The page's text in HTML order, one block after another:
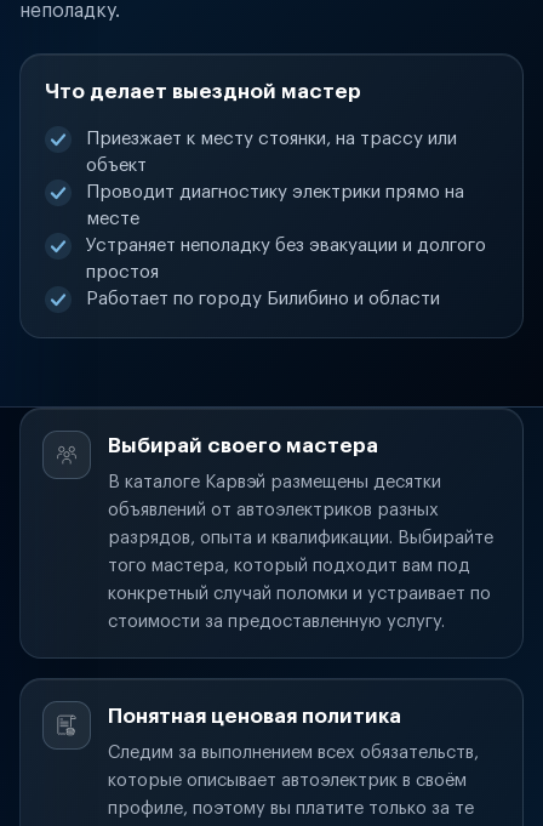
неполадку.
Что делает выездной мастер
Приезжает к месту стоянки, на трассу или
объект
Проводит диагностику электрики прямо на
месте
Устраняет неполадку без эвакуации и долгого
простоя
Работает по городу Билибино и области
Выбирай своего мастера
В каталоге Карвэй размещены десятки
объявлений от автоэлектриков разных
разрядов, опыта и квалификации. Выбирайте
того мастера, который подходит вам под
конкретный случай поломки и устраивает по
стоимости за предоставленную услугу.
Понятная ценовая политика
Следим за выполнением всех обязательств,
которые описывает автоэлектрик в своём
профиле, поэтому вы платите только за те